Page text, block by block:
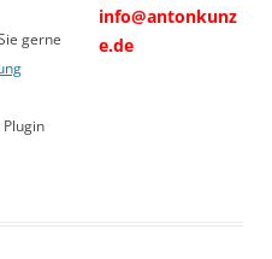
gerne
info@antonkunz
e.de